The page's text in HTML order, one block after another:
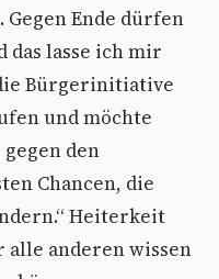
Gegen Ende dürfen
das lasse ich mir
Bürgerinitiative
und möchte
den
Chancen, die
Heiterkeit
anderen wissen